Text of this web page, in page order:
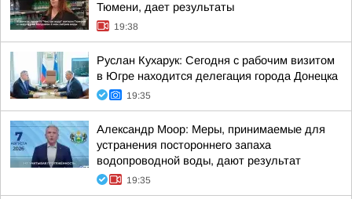
Тюмени, дает результаты
19:38
Руслан Кухарук: Сегодня с рабочим визитом
в Югре находится делегация города Донецка
19:35
Александр Моор: Меры, принимаемые для
устранения постороннего запаха
водопроводной воды, дают результат
19:35